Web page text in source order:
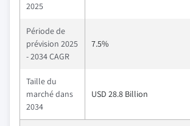
2025
Période de
prévision 2025
- 2034 CAGR
7.5%
Taille du
marché dans
2034
USD 28.8 Billion